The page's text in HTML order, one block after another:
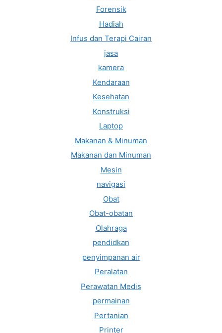
Forensik
Hadiah
Infus dan Terapi Cairan
jasa
kamera
Kendaraan
Kesehatan
Konstruksi
Laptop
Makanan & Minuman
Makanan dan Minuman
Mesin
navigasi
Obat
Obat-obatan
Olahraga
pendidkan
penyimpanan air
Peralatan
Perawatan Medis
permainan
Pertanian
Printer